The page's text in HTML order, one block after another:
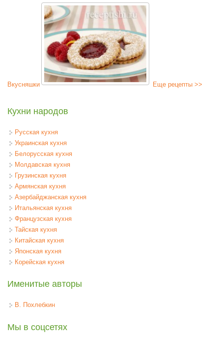
Вкусняшки Еще рецепты >>
Кухни народов
Русская кухня
Украинская кухня
Белорусская кухня
Молдавская кухня
Грузинская кухня
Армянская кухня
Азербайджанская кухня
Итальянская кухня
Французская кухня
Тайская кухня
Китайская кухня
Японская кухня
Корейская кухня
Именитые авторы
В. Похлебкин
Мы в соцсетях